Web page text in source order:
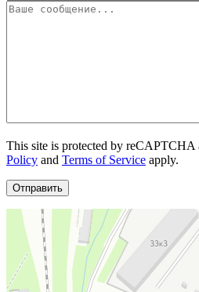
This site is protected by reCAPTCHA
Policy and Terms of Service apply.